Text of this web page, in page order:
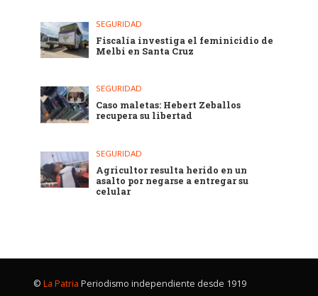
SEGURIDAD
Fiscalía investiga el feminicidio de
Melbi en Santa Cruz
SEGURIDAD
Caso maletas: Hebert Zeballos
recupera su libertad
SEGURIDAD
Agricultor resulta herido en un
asalto por negarse a entregar su
celular
© La Patria Periodismo independiente desde 1919